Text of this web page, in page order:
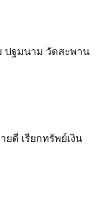
ปฐม​นาม​ วัดสะพาน
ดี​ เรียก​ทรัพย์เงิน